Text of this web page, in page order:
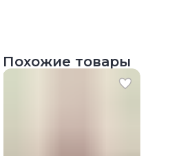
Похожие товары